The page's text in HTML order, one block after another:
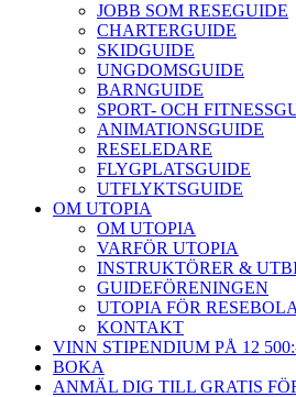
JOBB SOM RESEGUIDE
CHARTERGUIDE
SKIDGUIDE
UNGDOMSGUIDE
BARNGUIDE
SPORT- OCH
ANIMATIONSGUIDE
RESELEDARE
FLYGPLATSGUIDE
UTFLYKTSGUIDE
OM UTOPIA
OM UTOPIA
VARFÖR UTOPIA
INSTRUKTÖRER &
GUIDEFÖRENINGEN
UTOPIA FÖR
KONTAKT
VINN STIPENDIUM PÅ 12
BOKA
ANMÄL DIG TILL GRATIS